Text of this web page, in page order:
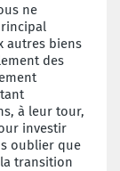
ne
autres biens
des
à leur tour,
investir
oublier que
transition